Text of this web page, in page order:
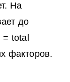
На
до
= total
факторов.